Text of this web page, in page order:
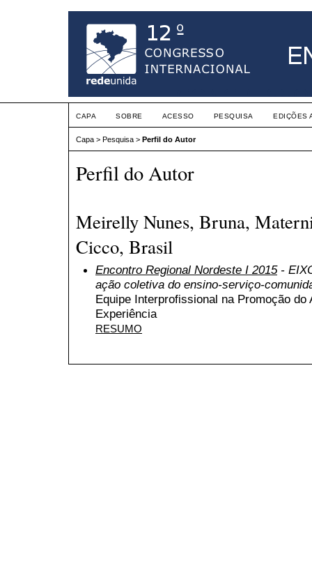
CAPA SOBRE ACESSO PESQUISA EDIÇÕES
Capa > Pesquisa > Perfil do Autor
Perfil do Autor
Meirelly Nunes, Bruna,
Cicco, Brasil
Encontro Regional Nordeste I 2015-
ação coletiva do ensino-serviço-
Equipe Interprofissional na Promoção
Experiência
RESUMO